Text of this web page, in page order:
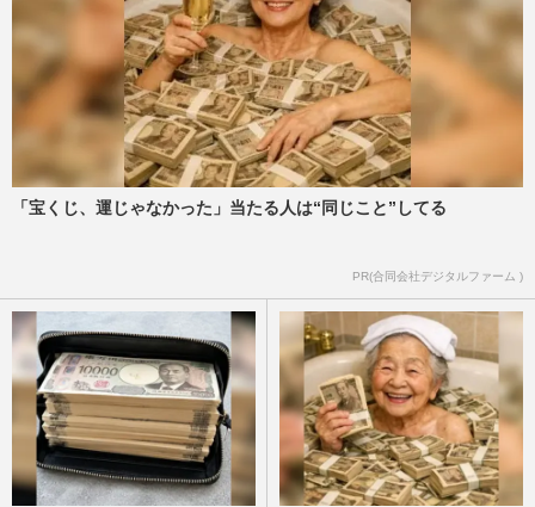
はコチラ！
週刊女性本誌からのお知らせ
【第38回ジュノン・スーパーボーイ・コン
テスト】ファイナリスト15人に聞いた「僕
と地元の推しポイント」
週刊女性2025年11月25日号 2025/11/15
りから約半年で大人気話題ドラマに出演!
語った初現場での驚きと今…
週刊女性2025年9月23日・30日号 2025/9/12
「宝くじ、運じゃなかった」当たる人は“同じこと”してる
PR(合同会社デジタルファーム )